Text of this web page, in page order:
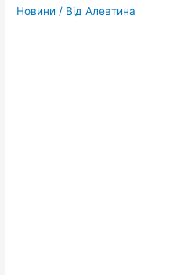
Новини / ВідАлевтина